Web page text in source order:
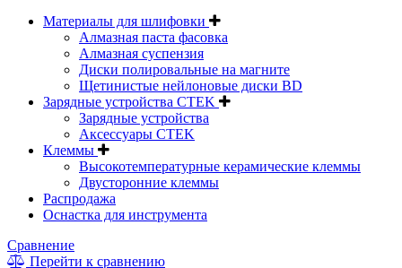
Материалы для шлифовки
Алмазная паста фасовка
Алмазная суспензия
Диски полировальные на магните
Щетинистые нейлоновые диски BD
Зарядные устройства CTEK
Зарядные устройства
Аксессуары CTEK
Клеммы
Высокотемпературные керамические клеммы
Двусторонние клеммы
Распродажа
Оснастка для инструмента
Сравнение
Перейти к сравнению